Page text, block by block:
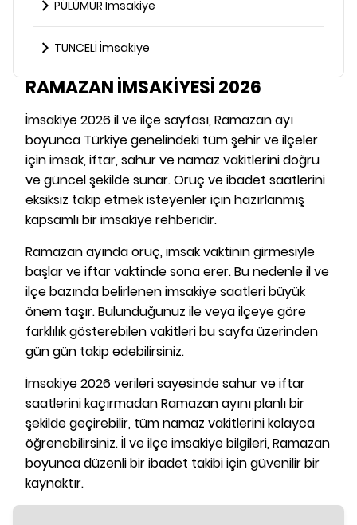
PÜLÜMÜR İmsakiye
TUNCELİ İmsakiye
RAMAZAN İMSAKİYESİ 2026
İmsakiye 2026 il ve ilçe sayfası, Ramazan ayı
boyunca Türkiye genelindeki tüm şehir ve ilçeler
için imsak, iftar, sahur ve namaz vakitlerini doğru
ve güncel şekilde sunar. Oruç ve ibadet saatlerini
eksiksiz takip etmek isteyenler için hazırlanmış
kapsamlı bir imsakiye rehberidir.
Ramazan ayında oruç, imsak vaktinin girmesiyle
başlar ve iftar vaktinde sona erer. Bu nedenle il ve
ilçe bazında belirlenen imsakiye saatleri büyük
önem taşır. Bulunduğunuz ile veya ilçeye göre
farklılık gösterebilen vakitleri bu sayfa üzerinden
gün gün takip edebilirsiniz.
İmsakiye 2026 verileri sayesinde sahur ve iftar
saatlerini kaçırmadan Ramazan ayını planlı bir
şekilde geçirebilir, tüm namaz vakitlerini kolayca
öğrenebilirsiniz. İl ve ilçe imsakiye bilgileri, Ramazan
boyunca düzenli bir ibadet takibi için güvenilir bir
kaynaktır.